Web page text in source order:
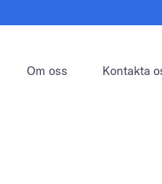
Om oss Kontakta